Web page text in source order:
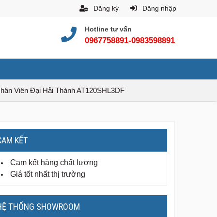
Đăng ký Đăng nhập
Hotline tư vấn
0967758891-0983598891
Viên Đại Hải Thành AT120SHL3DF
KẾT
Cam kết hàng chất lượng
Giá tốt nhất thị trường
THỐNG SHOWROOM